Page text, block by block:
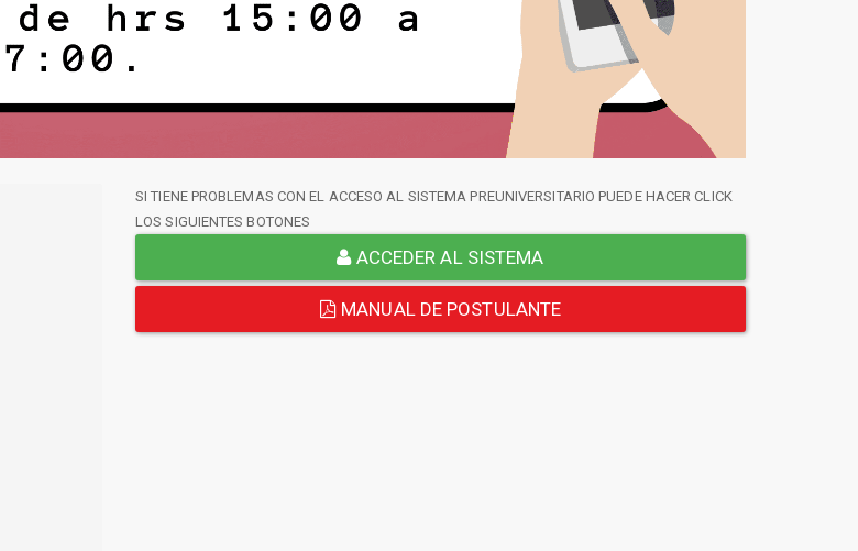
SI TIENE PROBLEMAS CON EL ACCESO AL SISTEMA PREUNIVERSITARIO PUEDE HACER CLICK
LOS SIGUIENTES BOTONES
ACCEDER AL SISTEMA
MANUAL DE POSTULANTE